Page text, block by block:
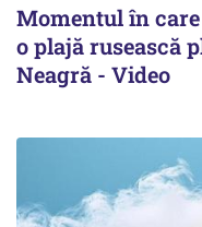
Momentul în care
o plajă rusească
Neagră - Video